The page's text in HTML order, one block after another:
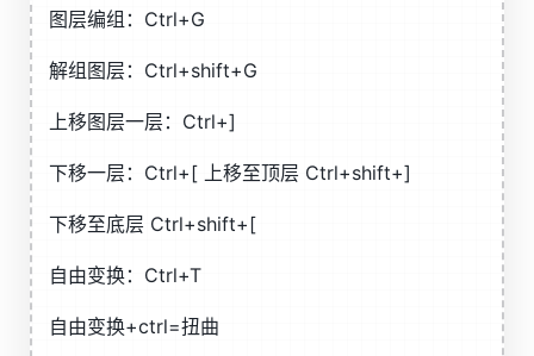
图层编组：Ctrl+G
解组图层：Ctrl+shift+G
上移图层一层：Ctrl+]
下移一层：Ctrl+[ 上移至顶层 Ctrl+shift+]
下移至底层 Ctrl+shift+[
自由变换：Ctrl+T
自由变换+ctrl=扭曲